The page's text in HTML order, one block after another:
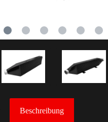
Beschreibung